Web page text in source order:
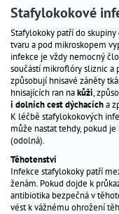
_ gynekologická
prevence
Těhotenství
jsem
těhotná?
výpočet
termínů
životospráva
seznam
porodnic
sledování
Stafylokokové
Stafylokoky patří do skupiny
tvaru a pod mikroskopem
infekce je vždy nemocný
součástí mikroflóry sliznic a
způsobují hnisavé záněty
hnisajících ran nakůži ,
i dolních cest dýchacícha
K léčbě stafylokokových
může nastat tehdy, pokud
(odolná).
Těhotenství
Infekce stafylokoky patří
ženám. Pokud dojde k
antibiotika bezpečná v
vést k vážnému ohrožení